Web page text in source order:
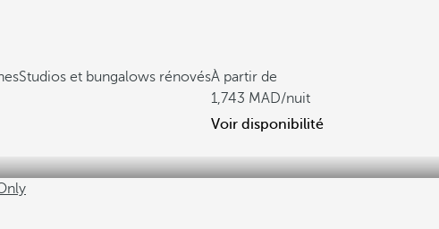
Studios et bungalows rénovésÀ partir de
1,743
/nuit
Voir disponibilité